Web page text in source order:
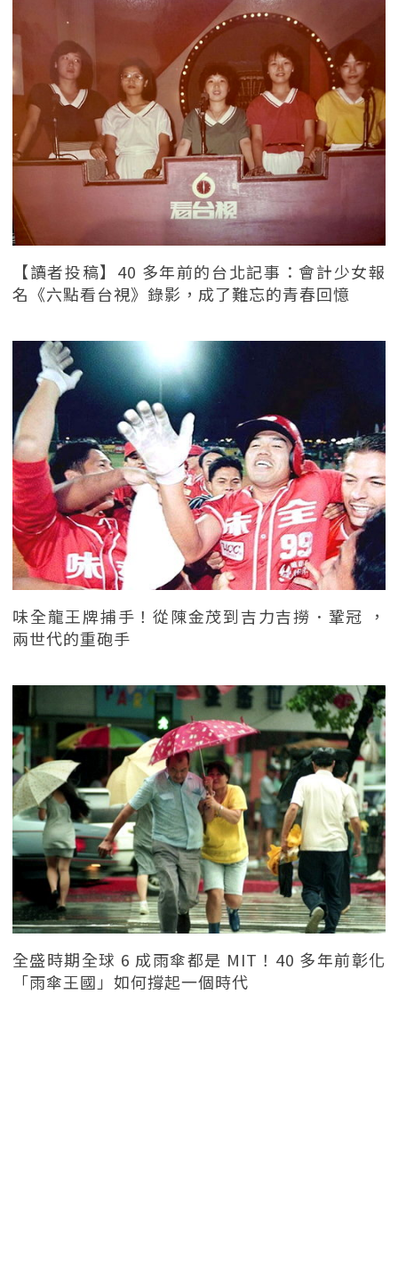
【讀者投稿】40 多年前的台北記事：會計少女報
名《六點看台視》錄影，成了難忘的青春回憶
味全龍王牌捕手！從陳金茂到吉力吉撈．鞏冠 ，
兩世代的重砲手
全盛時期全球 6 成雨傘都是 MIT！40 多年前彰化
「雨傘王國」如何撐起一個時代